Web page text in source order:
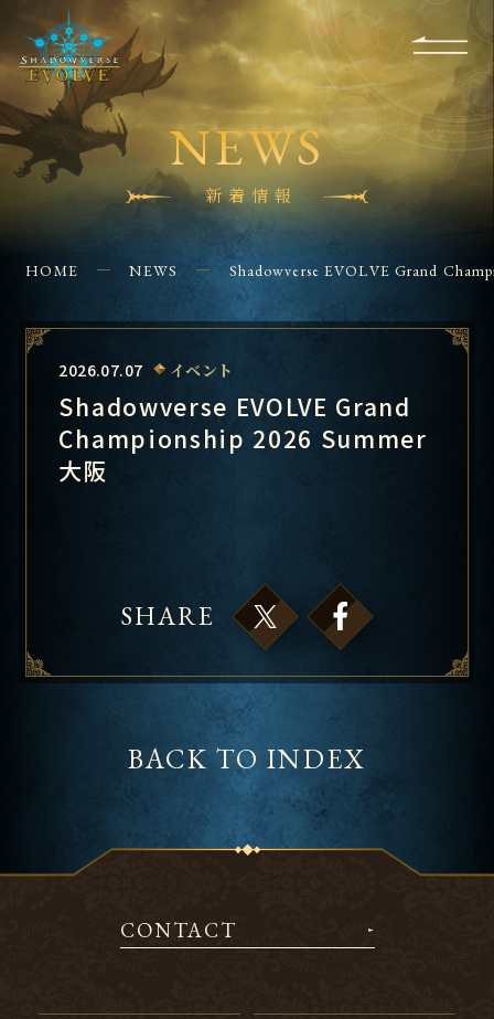
Q&A
SHOPS
CONTACT
NEWS
新着情報
HOME NEWS Shadowverse EVOLVE Grand
2026.07.07 イベント
Shadowverse EVOLVE Grand
Championship 2026 Summer
大阪
SHARE
BACK TO INDEX
CONTACT